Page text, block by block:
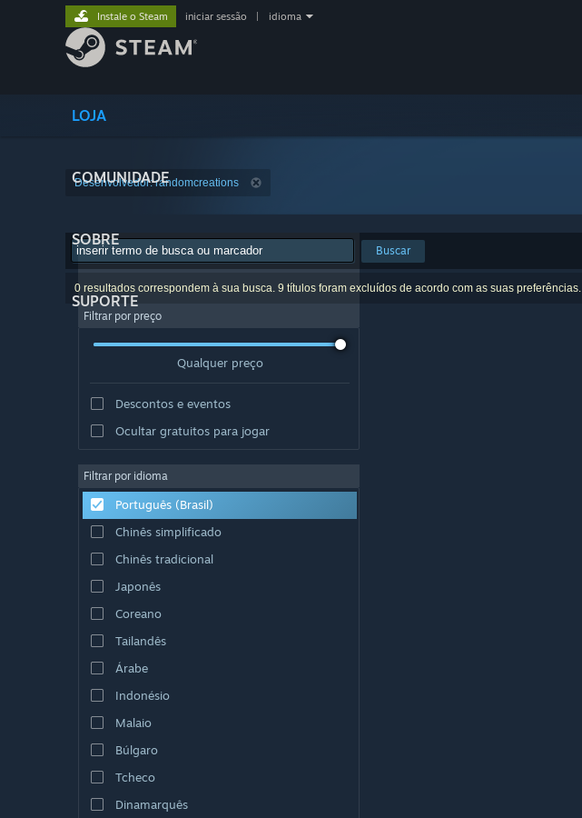
LOJA
COMUNIDADE
SOBRE
SUPORTE
Instale o Steam iniciar sessão idioma
Desenvolvedor: randomcreations
Buscar
0 resultados correspondem à sua busca. 9 títulos foram excluídos de acordo com as suas preferências.
Filtrar por preço
Qualquer preço
Descontos e eventos
Ocultar gratuitos para jogar
Filtrar por idioma
Português (Brasil)
Chinês simplificado
Chinês tradicional
Japonês
Coreano
Tailandês
Árabe
Indonésio
Malaio
Búlgaro
Tcheco
Dinamarquês